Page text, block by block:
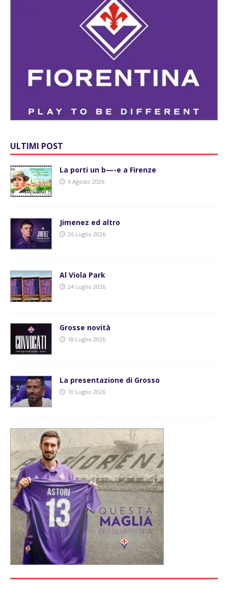
ULTIMI POST
La porti un b—-e a Firenze
6 Agosto 2026
Jimenez ed altro
26 Luglio 2026
Al Viola Park
24 Luglio 2026
Grosse novità
18 Luglio 2026
La presentazione di Grosso
10 Luglio 2026